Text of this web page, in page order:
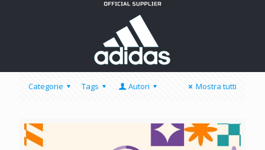
Categorie Tags Autori Mostra tutti